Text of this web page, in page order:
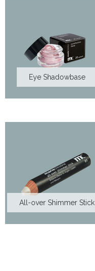
Eye Shadowbase
All-over Shimmer Stick